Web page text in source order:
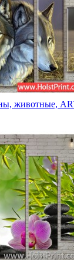
животные,